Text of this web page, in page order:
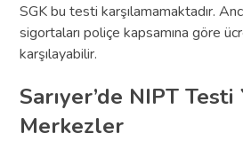
SGK bu testi karşılamamaktadır.
sigortaları poliçe kapsamına göre
karşılayabilir.
Sarıyer’de NIPT Testi
Merkezler